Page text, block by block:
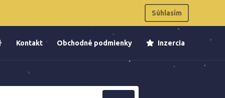
Súhlasím
Kontakt Obchodné podmienky Inzercia